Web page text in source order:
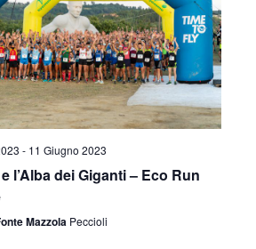
- 11 Giugno 2023
l’Alba dei Giganti – Eco Run
Mazzola Peccioli